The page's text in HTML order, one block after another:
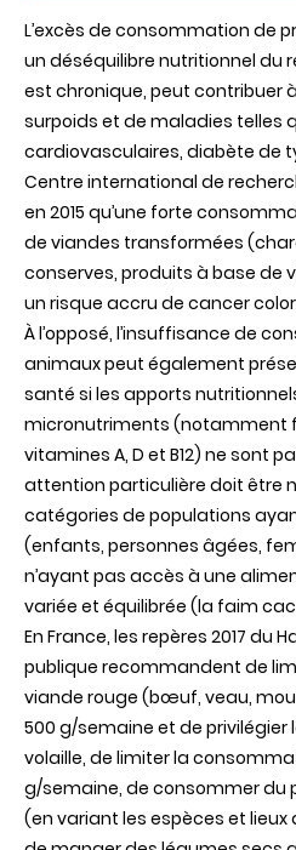
L’excès de consommation de
un déséquilibre nutritionnel du
est chronique, peut contribuer
surpoids et de maladies telles
cardiovasculaires, diabète de
Centre international de
en 2015 qu’une forte
de viandes transformées
conserves, produits à base de
un risque accru de cancer
À l’opposé, l’insuffisance de
animaux peut également
santé si les apports
micronutriments (notamment
vitamines A, D et B12) ne sont
attention particulière doit être
catégories de populations
(enfants, personnes âgées,
n’ayant pas accès à une
variée et équilibrée (la faim
En France, les repères 2017 du
publique recommandent de
viande rouge (bœuf, veau,
500 g/semaine et de
volaille, de limiter la
g/semaine, de consommer du
(en variant les espèces et lieux